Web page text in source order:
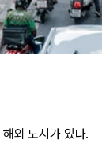
외 도시가 있다.